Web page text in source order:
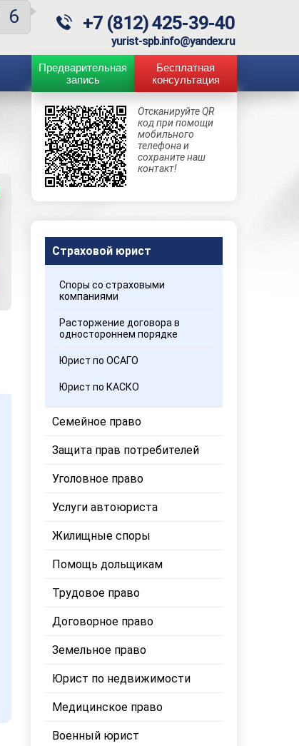
6 +7 (812) 425-39-40
yurist-spb.info@yandex.ru
Предварительная
запись
Бесплатная
консультация
Отсканируйте QR
код при помощи
мобильного
телефона и
сохраните наш
контакт!
Страховой юрист
Споры со страховыми
компаниями
Расторжение договора в
одностороннем порядке
Юрист по ОСАГО
Юрист по КАСКО
Семейное право
Защита прав потребителей
Уголовное право
Услуги автоюриста
Жилищные споры
Помощь дольщикам
Трудовое право
Договорное право
Земельное право
Юрист по недвижимости
Медицинское право
Военный юрист